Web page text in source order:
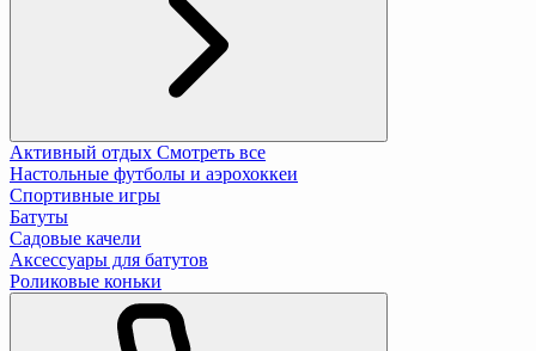
Активный отдых Смотреть все
Настольные футболы и аэрохоккеи
Спортивные игры
Батуты
Садовые качели
Аксессуары для батутов
Роликовые коньки